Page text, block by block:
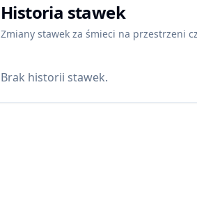
Historia stawek
Zmiany stawek za śmieci na przestrzeni
Brak historii stawek.